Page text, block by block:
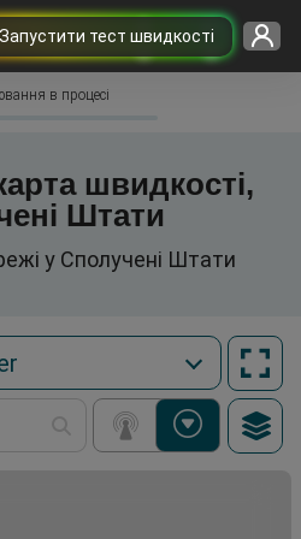
Запустити тест швидкості
в процесі
швидкості,
Штати
у Сполучені Штати